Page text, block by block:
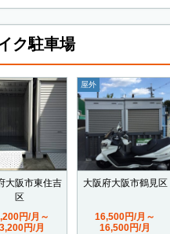
ク駐車場
大阪市東住吉
区
円/月～
円/月
屋外
大阪府大阪市鶴見区
16,500円/月～
16,500円/月